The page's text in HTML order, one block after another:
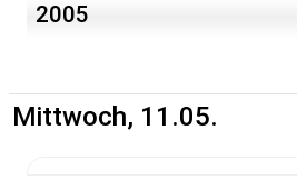
2005
Mittwoch, 11.05.